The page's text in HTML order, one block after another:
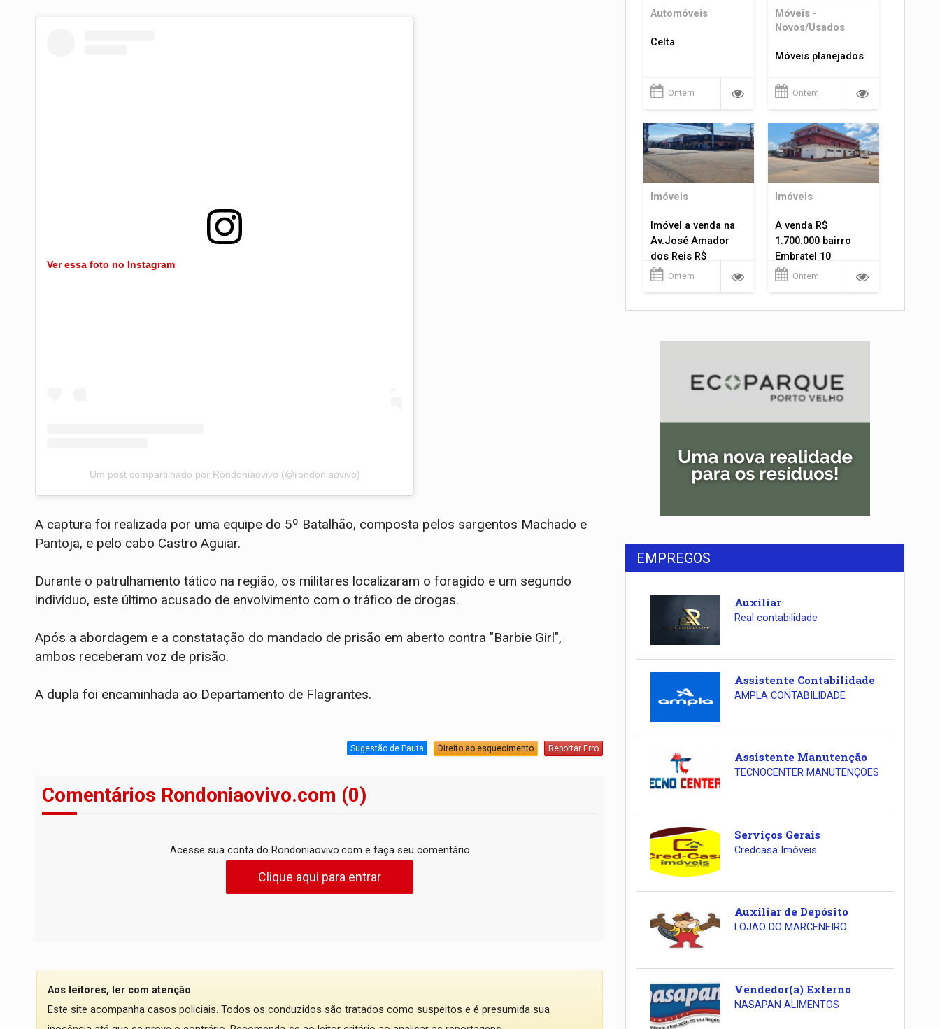
Ver essa foto no Instagram
Um post compartilhado por Rondoniaovivo (@rondoniaovivo)
​A captura foi realizada por uma equipe do 5º Batalhão, composta pelos sargentos Machado e
Pantoja, e pelo cabo Castro Aguiar.
Durante o patrulhamento tático na região, os militares localizaram o foragido e um segundo
indivíduo, este último acusado de envolvimento com o tráfico de drogas.
​Após a abordagem e a constatação do mandado de prisão em aberto contra "Barbie Girl",
ambos receberam voz de prisão.
A dupla foi encaminhada ao Departamento de Flagrantes.
Sugestão de Pauta Direito ao esquecimento Reportar Erro
Comentários Rondoniaovivo.com (0)
Acesse sua conta do Rondoniaovivo.com e faça seu comentário
Clique aqui para entrar
Aos leitores, ler com atenção
Este site acompanha casos policiais. Todos os conduzidos são tratados como suspeitos e é presumida sua
Automóveis
Celta
Ontem
Móveis -
Novos/Usados
Móveis planejados
Ontem
Imóveis
Imóvel a venda na
Av.José Amador
dos Reis R$
1.400.000
Ontem
Imóveis
A venda R$
1.700.000 bairro
Embratel 10
apartamentos!
Ontem
EMPREGOS
Auxiliar
Real contabilidade
Assistente Contabilidade
AMPLA CONTABILIDADE
Assistente Manutenção
TECNOCENTER MANUTENÇÕES
Serviços Gerais
Credcasa Imóveis
Auxiliar de Depósito
LOJAO DO MARCENEIRO
Vendedor(a) Externo
NASAPAN ALIMENTOS